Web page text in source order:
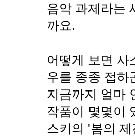
음악 과제라는
까요.
어떻게 보면 사
우를 종종 접하
지금까지 얼마
작품이 몇몇이
스키의 '봄의